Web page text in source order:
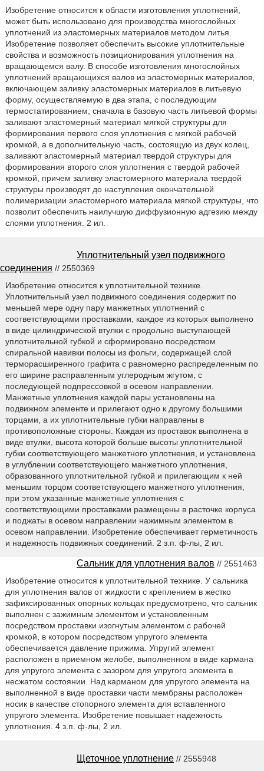
Изобретение относится к области изготовления уплотнений,
может быть использовано для производства многослойных
уплотнений из эластомерных материалов методом литья.
Изобретение позволяет обеспечить высокие уплотнительные
свойства и возможность позиционирования уплотнения на
вращающемся валу. В способе изготовления многослойных
уплотнений вращающихся валов из эластомерных материалов,
включающем заливку эластомерных материалов в литьевую
форму, осуществляемую в два этапа, с последующим
термостатированием, сначала в базовую часть литьевой формы
заливают эластомерный материал мягкой структуры для
формирования первого слоя уплотнения с мягкой рабочей
кромкой, а в дополнительную часть, состоящую из двух колец,
заливают эластомерный материал твердой структуры для
формирования второго слоя уплотнения с твердой рабочей
кромкой, причем заливку эластомерного материала твердой
структуры производят до наступления окончательной
полимеризации эластомерного материала мягкой структуры, что
позволит обеспечить наилучшую диффузионную адгезию между
слоями уплотнения. 2 ил.
Уплотнительный узел подвижного
соединения // 2550369
Изобретение относится к уплотнительной технике.
Уплотнительный узел подвижного соединения содержит по
меньшей мере одну пару манжетных уплотнений с
соответствующими проставками, каждое из которых выполнено
в виде цилиндрической втулки с продольно выступающей
уплотнительной губкой и сформировано посредством
спиральной навивки полосы из фольги, содержащей слой
терморасширенного графита с равномерно распределенным по
его ширине расправленным углеродным жгутом, с
последующей подпрессовкой в осевом направлении.
Манжетные уплотнения каждой пары установлены на
подвижном элементе и прилегают одно к другому большими
торцами, а их уплотнительные губки направлены в
противоположные стороны. Каждая из проставок выполнена в
виде втулки, высота которой больше высоты уплотнительной
губки соответствующего манжетного уплотнения, и установлена
в углублении соответствующего манжетного уплотнения,
образованного уплотнительной губкой и прилегающим к ней
меньшим торцом соответствующего манжетного уплотнения,
при этом указанные манжетные уплотнения с
соответствующими проставками размещены в расточке корпуса
и поджаты в осевом направлении нажимным элементом в
осевом направлении. Изобретение обеспечивает герметичность
и надежность подвижных соединений. 2 з.п. ф-лы, 2 ил.
Сальник для уплотнения валов // 2551463
Изобретение относится к уплотнительной технике. У сальника
для уплотнения валов от жидкости с креплением в жестко
зафиксированных опорных кольцах предусмотрено, что сальник
выполнен с зажимным элементом и установленным
посредством проставки изогнутым элементом с рабочей
кромкой, в котором посредством упругого элемента
обеспечивается давление прижима. Упругий элемент
расположен в приемном желобе, выполненном в виде кармана
для упругого элемента с зазором для упругого элемента в
несжатом состоянии. Над карманом для упругого элемента на
выполненной в виде проставки части мембраны расположен
носик в качестве стопорного элемента для вставленного
упругого элемента. Изобретение повышает надежность
уплотнения. 4 з.п. ф-лы, 2 ил.
Щеточное уплотнение // 2555948